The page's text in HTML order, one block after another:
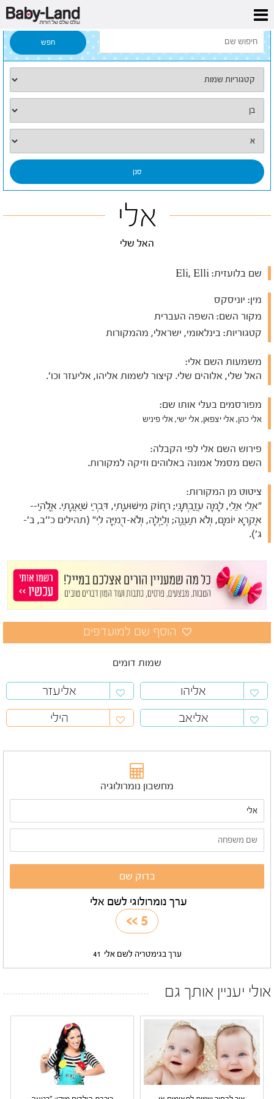
דף הבית
אלי
האל שלי
שם בלועזית:
מין: יוניסקס
מקור השם: השפה העברית
קטגוריות: בינלאומי, ישראלי, מהמקורות
משמעות השם אלי:
האל שלי, אלוהים שלי. קיצור לשמות אליהו, אליעזר וכו'.
מפורסמים בעלי אותו שם:
אלי כהן, אלי יצפאן, אלי ישי, אלי פיניש
פירוש השם אלי לפי הקבלה:
השם מסמל אמונה באלוהים וזיקה למקורות.
ציטוט מן המקורות:
"אֵלִי אֵלִי, לָמָה עֲזַבְתָּנִי; רָחוֹק מִישׁוּעָתִי, דִּבְרֵי שַׁאֲגָתִי. אֱלֹהַי--
אֶקְרָא יוֹמָם, וְלֹא תַעֲנֶה; וְלַיְלָה, וְלֹא-דֻמִיָּה לִי" (תהילים כ''ב, ב'-
ג').
שמות דומים
אליהו
אליעזר
אליאב
הילי
מחשבון נומרולוגיה
ערך נומרולוגי לשם אלי
5
>>
ערך בגימטריה לשם אלי 41
אולי יעניין אותך גם